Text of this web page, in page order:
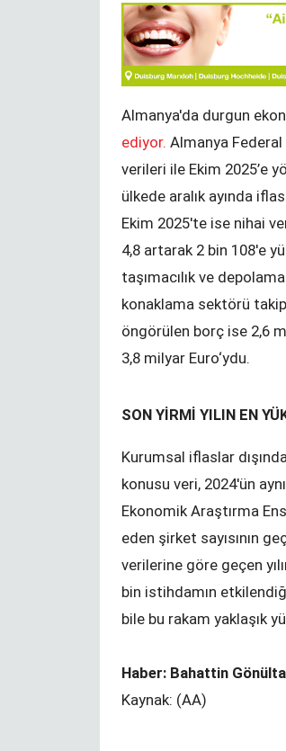
Almanya'da durgun
ediyor. Almanya
verileri ile Ekim 2025’e
ülkede aralık ayında
Ekim 2025'te ise nihai
4,8 artarak 2 bin 108'e
taşımacılık ve
konaklama sektörü
öngörülen borç ise 2,6
3,8 milyar Euro‘ydu.
SON YİRMİ YILIN EN
Kurumsal iflaslar
konusu veri, 2024'ün
Ekonomik Araştırma
eden şirket sayısının
verilerine göre geçen
bin istihdamın
bile bu rakam yaklaşık
Haber: Bahattin
Kaynak: (AA)
Değişim ve Süreklilik
YUNUS ULUSOY
hijyen paketi